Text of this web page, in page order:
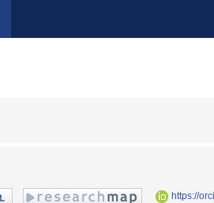
https://